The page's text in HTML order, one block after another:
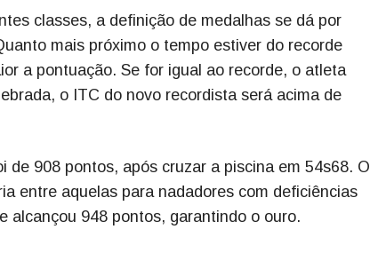
classes, a definição de medalhas se dá por
mais próximo o tempo estiver do recorde
a pontuação. Se for igual ao recorde, o atleta
o ITC do novo recordista será acima de
908 pontos, após cruzar a piscina em 54s68. O
entre aquelas para nadadores com deficiências
alcançou 948 pontos, garantindo o ouro.